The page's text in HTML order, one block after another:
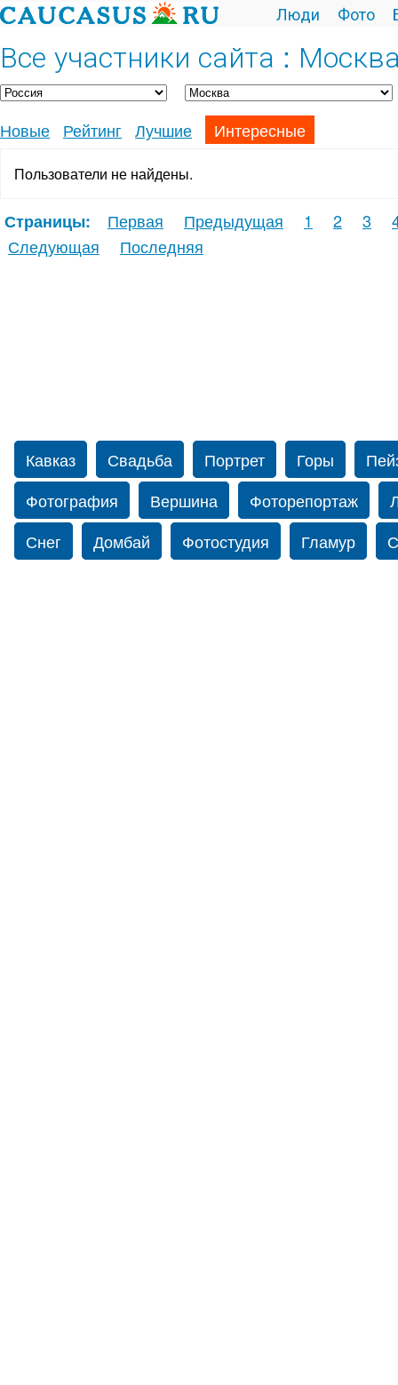
Люди Фото
Все участники сайта :
Новые Рейтинг Лучшие Интересные
Пользователи не найдены.
Страницы: Первая Предыдущая 1 2 3
Следующая
Последняя
Кавказ Свадьба Портрет Горы
Фотография
Вершина Фоторепортаж
Снег
Домбай Фотостудия Гламур